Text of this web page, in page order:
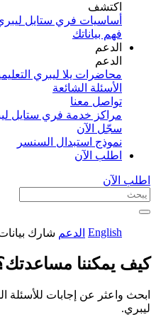
اكتشف​
أساسيات فري ستايل
فهم بياناتك
الدعم
الدعم
محاضرات يلا ليبري
الأسئلة الشائعة
تواصل معنا
مراكز خدمة فري ستايل
سجّل الآن​
نموذج استبدال السنسر
اطلب الآن
اطلب الآن
English الدعم شارك
كيف يمكننا
ابحث واعثر عن إجابات
ليبري.